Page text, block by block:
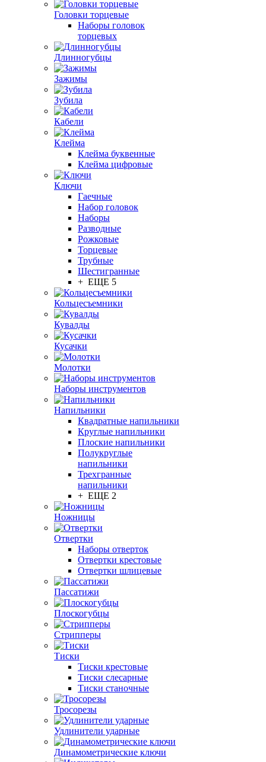
Головки торцевые
Наборы головок
торцевых
Длинногубцы
Зажимы
Зубила
Кабели
Клейма
Клейма буквенные
Клейма цифровые
Ключи
Гаечные
Набор головок
Наборы
Разводные
Рожковые
Торцевые
Трубные
Шестигранные
+ ЕЩЕ 5
Кольцесъемники
Кувалды
Кусачки
Молотки
Наборы инструментов
Напильники
Квадратные напильники
Круглые напильники
Плоские напильники
Полукруглые
напильники
Трехгранные
напильники
+ ЕЩЕ 2
Ножницы
Отвертки
Наборы отверток
Отвертки крестовые
Отвертки шлицевые
Пассатижи
Плоскогубцы
Стрипперы
Тиски
Тиски крестовые
Тиски слесарные
Тиски станочные
Тросорезы
Удлинители ударные
Динамометрические ключи